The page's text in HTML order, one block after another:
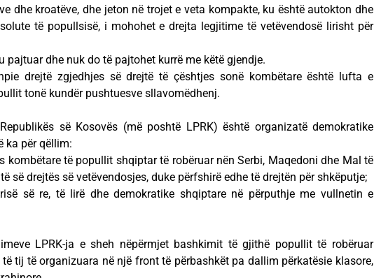
dhe kroatëve, dhe jeton në trojet e veta kompakte, ku është autokton dhe
të popullsisë, i mohohet e drejta legjitime të vetëvendosë lirisht për
pajtuar dhe nuk do të pajtohet kurrë me këtë gjendje.
drejtë zgjedhjes së drejtë të çështjes sonë kombëtare është lufta e
tonë kundër pushtuesve sllavomëdhenj.
së Kosovës (më poshtë LPRK) është organizatë demokratike
ka për qëllim:
kombëtare të popullit shqiptar të robëruar nën Serbi, Maqedoni dhe Mal të
së drejtës së vetëvendosjes, duke përfshirë edhe të drejtën për shkëputje;
së re, të lirë dhe demokratike shqiptare në përputhje me vullnetin e
LPRK-ja e sheh nëpërmjet bashkimit të gjithë popullit të robëruar
tij të organizuara në një front të përbashkët pa dallim përkatësie klasore,